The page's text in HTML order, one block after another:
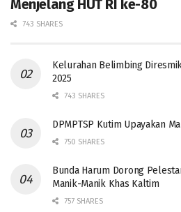
Menjelang HUT RI ke-80
743 SHARES
Kelurahan Belimbing
2025
743 SHARES
DPMPTSP Kutim Upayakan
750 SHARES
Bunda Harum Dorong
Manik-Manik Khas Kaltim
757 SHARES